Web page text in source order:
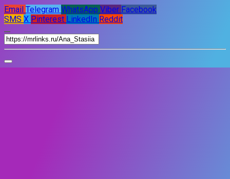
Email Telegram WhatsApp Viber Facebook
SMS X Pinterest LinkedIn Reddit